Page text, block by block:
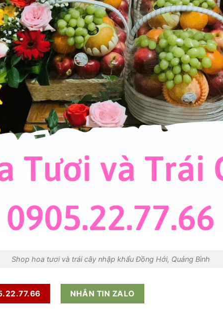
Shop hoa tươi và trái cây nhập khẩu Đồng Hới, Quảng Bình
NHẮN TIN ZALO